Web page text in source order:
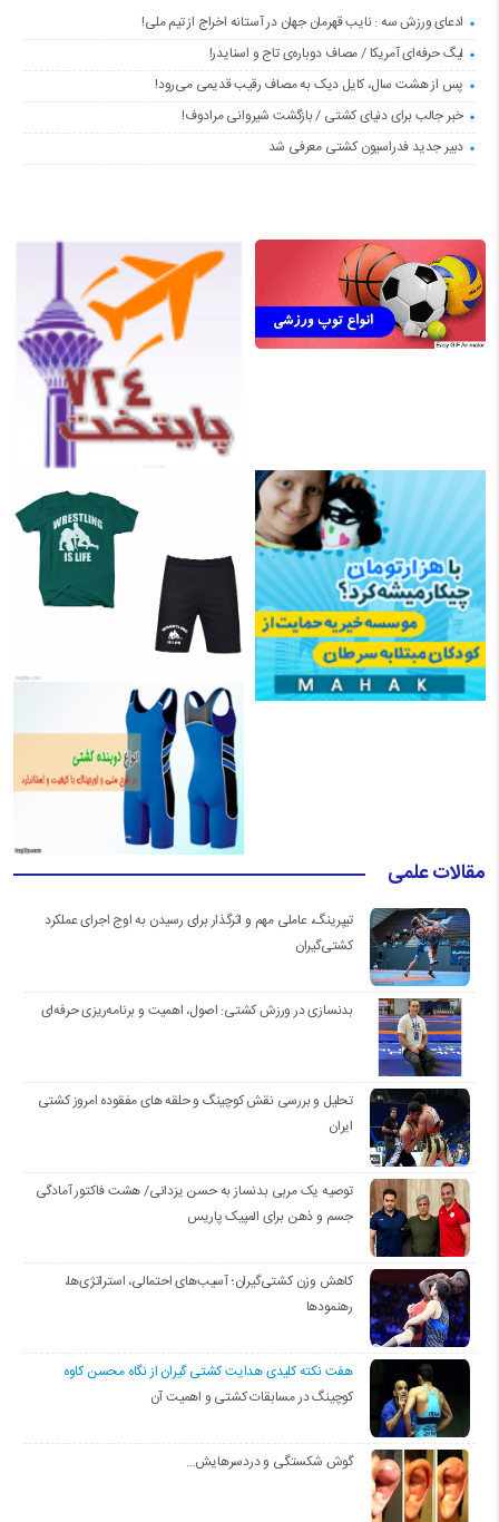
ادعای ورزش سه : نایب قهرمان جهان در آستانه اخراج از تیم ملی!
لیگ حرفه‌ای آمریکا / مصاف دوباره‌ی تاج و اسنایدر!
پس از هشت سال، کایل دیک به مصاف رقیب قدیمی می‌رود!
خبر جالب برای دنیای کشتی / بازگشت شیروانی مرادوف!
دبیر جدید فدراسیون کشتی معرفی شد
مقالات علمی
تیپرینگ، عاملی مهم و اثرگذار برای رسیدن به اوج اجرای عملکرد
کشتی‌گیران
بدنسازی در ورزش کشتی: اصول، اهمیت و برنامه‌ریزی حرفه‌ای
تحلیل و بررسی نقش کوچینگ و حلقه های مفقوده امروز کشتی
ایران
توصیه یک مربی بدنساز به حسن یزدانی/ هشت فاکتور آمادگی
جسم و ذهن برای المپیک پاریس
کاهش وزن کشتی‌گیران؛ آسیب‌های احتمالی، استراتژی‌ها،
رهنمودها
هفت نکته کلیدی هدایت کشتی گیران از نگاه محسن کاوه
کوچینگ در مسابقات کشتی و اهمیت آن
گوش شکستگی و دردسرهایش…